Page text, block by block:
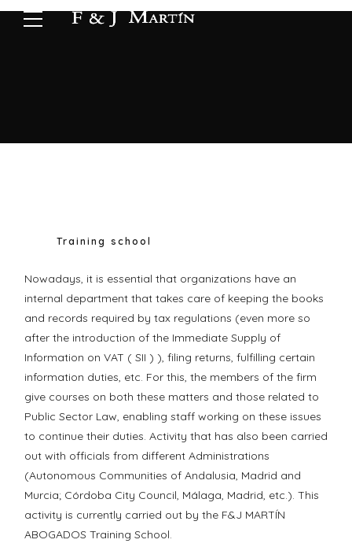
Training school
Nowadays, it is essential that organizations have an
internal department that takes care of keeping the books
and records required by tax regulations (even more so
after the introduction of the Immediate Supply of
Information on VAT ( SII ) ), filing returns, fulfilling certain
information duties, etc. For this, the members of the firm
give courses on both these matters and those related to
Public Sector Law, enabling staff working on these issues
to continue their duties. Activity that has also been carried
out with officials from different Administrations
(Autonomous Communities of Andalusia, Madrid and
Murcia; Córdoba City Council, Málaga, Madrid, etc.). This
activity is currently carried out by the F&J MARTÍN
ABOGADOS Training School.